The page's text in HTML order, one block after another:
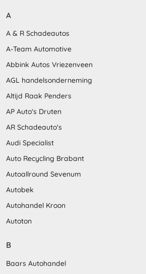
A
A & R Schadeautos
A-Team Automotive
Abbink Autos Vriezenveen
AGL handelsonderneming
Altijd Raak Penders
AP Auto's Druten
AR Schadeauto's
Audi Specialist
Auto Recycling Brabant
Autoallround Sevenum
Autobek
Autohandel Kroon
Autoton
B
Baars Autohandel